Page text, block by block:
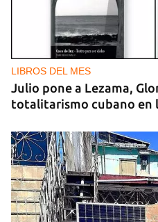
LIBROS DEL MES
Julio pone a Lezama,
totalitarismo cubano en